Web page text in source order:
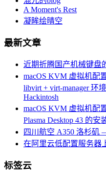
A Moment's Rest
凝眸绘晴空
最新文章
近期折腾国产机械键盘
macOS KVM 虚拟机
libvirt + virt-manager 环
Hackintosh
macOS KVM 虚拟机配
Plasma Desktop 43 的安
四川航空 A350 洛杉
在阿里云低配置服务器
标签云